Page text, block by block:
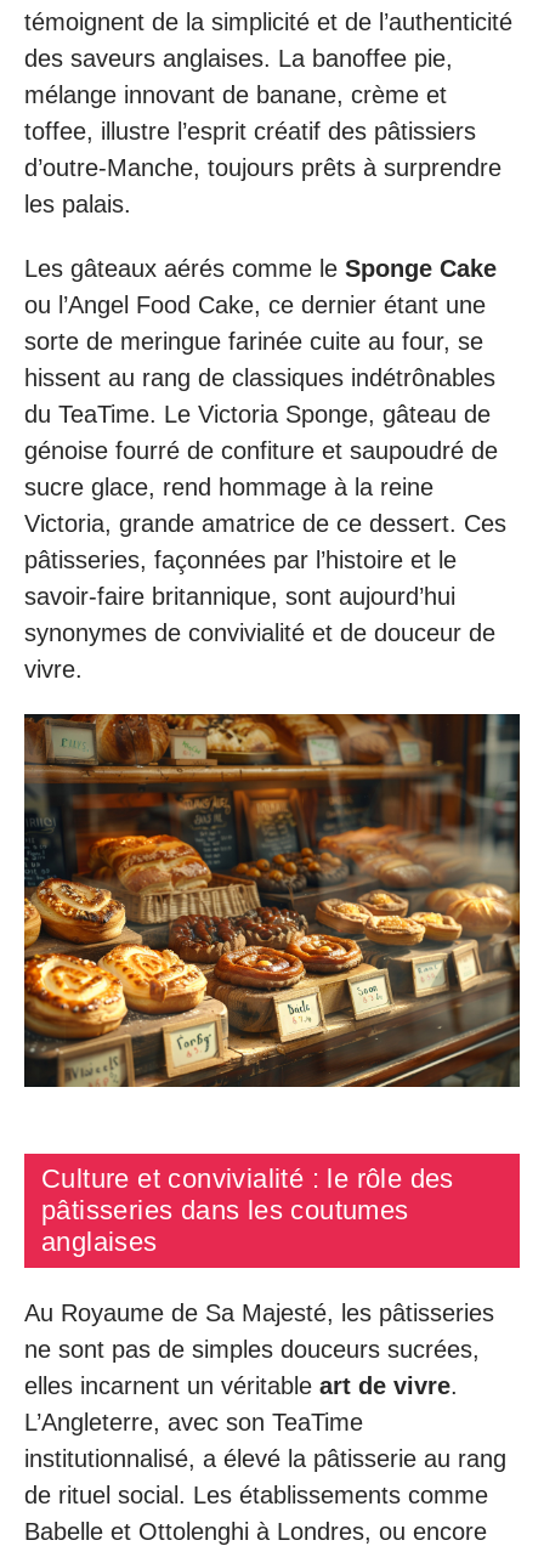
témoignent de la simplicité et de l’authenticité
des saveurs anglaises. La banoffee pie,
mélange innovant de banane, crème et
toffee, illustre l’esprit créatif des pâtissiers
d’outre-Manche, toujours prêts à surprendre
les palais.
Les gâteaux aérés comme le Sponge Cake
ou l’Angel Food Cake, ce dernier étant une
sorte de meringue farinée cuite au four, se
hissent au rang de classiques indétrônables
du TeaTime. Le Victoria Sponge, gâteau de
génoise fourré de confiture et saupoudré de
sucre glace, rend hommage à la reine
Victoria, grande amatrice de ce dessert. Ces
pâtisseries, façonnées par l’histoire et le
savoir-faire britannique, sont aujourd’hui
synonymes de convivialité et de douceur de
vivre.
Culture et convivialité : le rôle des
pâtisseries dans les coutumes
anglaises
Au Royaume de Sa Majesté, les pâtisseries
ne sont pas de simples douceurs sucrées,
elles incarnent un véritable art de vivre.
L’Angleterre, avec son TeaTime
institutionnalisé, a élevé la pâtisserie au rang
de rituel social. Les établissements comme
Babelle et Ottolenghi à Londres, ou encore